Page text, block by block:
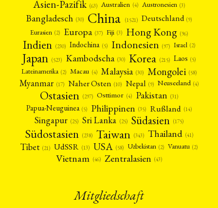
Asien-Pazifik (63) Australien (4) Austronesien (3)
Bangladesch (30) China (1521) Deutschland (9)
Eurasien (2) Europa (37) Fiji (3) Hong Kong (96)
Indien (230) Indochina (5) Indonesien (97) Israel (2)
Japan (523) Kambodscha (30) Korea (215) Laos (5)
Lateinamerika (2) Macau (4) Malaysia (30) Mongolei (58)
Myanmar (17) Naher Osten (10) Nepal (9) Neuseeland (4)
Ostasien (297) Osttimor (4) Pakistan (31)
Papua-Neuguinea (5) Philippinen (35) Rußland (14)
Singapur (25) Sri Lanka (25) Südasien (175)
Südostasien (238) Taiwan (343) Thailand (41)
Tibet (21) UdSSR (13) USA (58) Uzbekistan (2) Vanuatu (2)
Vietnam (46) Zentralasien (43)
Mitgliedschaft